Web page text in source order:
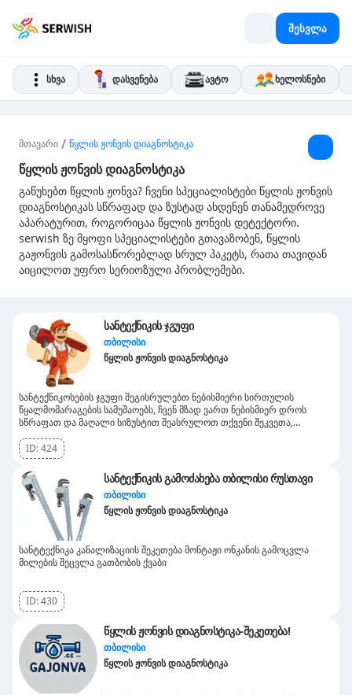
შესვლა
სხვა დასვენება ავტო ხელოსნები
მთავარი / წყლის ჟონვის დიაგნოსტიკა
წყლის ჟონვის დიაგნოსტიკა
გაწუხებთ წყლის ჟონვა? ჩვენი სპეციალისტები წყლის ჟონვის
დიაგნოსტიკას სწრაფად და ზუსტად ახდენენ თანამედროვე
აპარატურით, როგორიცაა წყლის ჟონვის დეტექტორი.
serwish ზე მყოფი სპეციალისტები გთავაზობენ, წყლის
გაჟონვის გამოსასწორებლად სრულ პაკეტს, რათა თავიდან
აიცილოთ უფრო სერიოზული პრობლემები.
სანტექნიკის ჯგუფი
თბილისი
წყლის ჟონვის დიაგნოსტიკა
სანტექნიკოსების ჯგუფი შეგისრულებთ ნებისმიერი სირთულის
წყალმომარაგების სამუშაოებს, ჩვენ მზად ვართ ნებისმიერ დროს
სწრაფათ და მაღალი სიზუსტით შეასრულოთ თქვენი შეკვეთა,
ID:424
სანტექნიკის გამოძახება თბილისი რუსთავი
თბილისი
წყლის ჟონვის დიაგნოსტიკა
სანტტექნიკა კანალიზაციის შეკეთება მონტაჟი ონკანის გამოცვლა
მილების შეცვლა გათბობის ქვაბი
ID:430
წყლის ჟონვის დიაგნოსტიკა-შეკეთება!
თბილისი
წყლის ჟონვის დიაგნოსტიკა